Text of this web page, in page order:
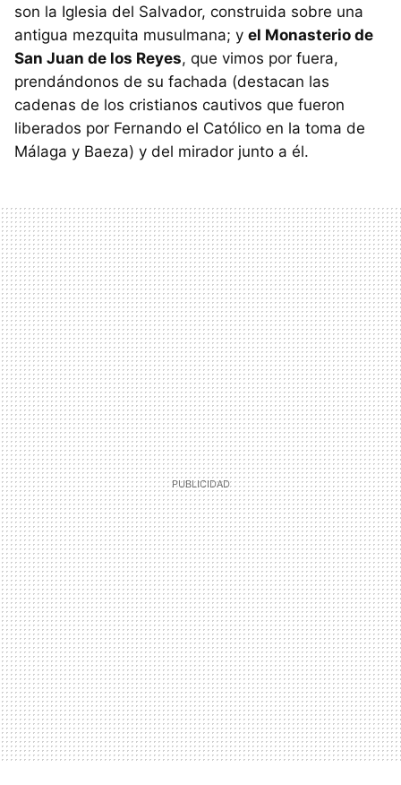
son la Iglesia del Salvador, construida sobre una
antigua mezquita musulmana; y el Monasterio de
San Juan de los Reyes, que vimos por fuera,
prendándonos de su fachada (destacan las
cadenas de los cristianos cautivos que fueron
liberados por Fernando el Católico en la toma de
Málaga y Baeza) y del mirador junto a él.